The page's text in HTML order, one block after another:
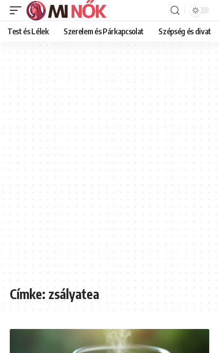
Test és Lélek Szerelem és Párkapcsolat Szépség és divat
Címke:zsályatea